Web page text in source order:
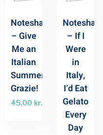
Noteshæfte
– Give
Me an
Italian
Summer.
Grazie!
45.00 kr.
Noteshæfte
– If I
Were
in
Italy,
I’d Eat
Gelato
Every
Day